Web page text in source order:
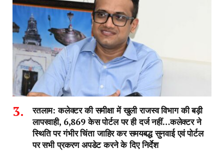
रतलाम: कलेक्टर की समीक्षा में खुली राजस्व विभाग की बड़ी
लापरवाही, 6,869 केस पोर्टल पर ही दर्ज नहीं…कलेक्टर ने
स्थिति पर गंभीर चिंता जाहिर कर समयबद्ध सुनवाई एवं पोर्टल
पर सभी प्रकरण अपडेट करने के दिए निर्देश